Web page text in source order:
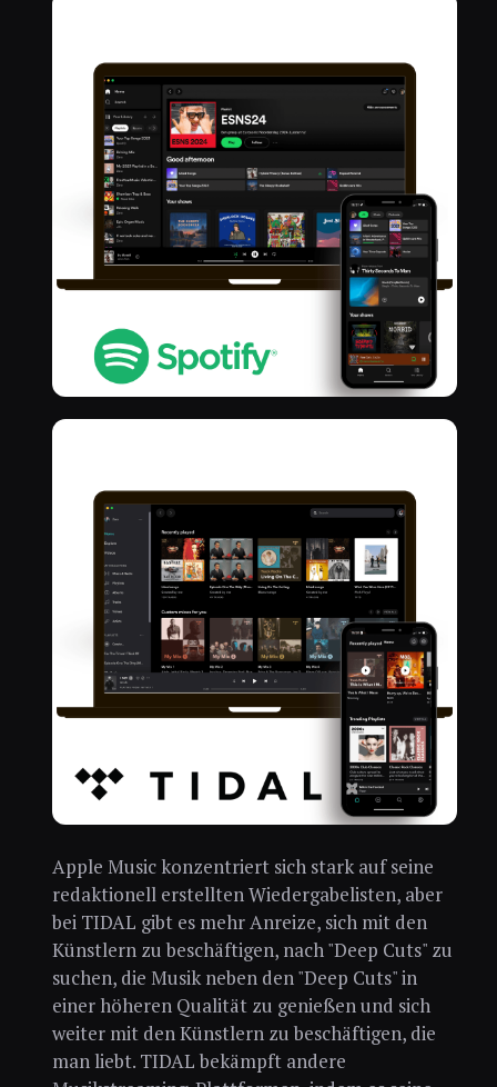
Apple Music konzentriert sich stark auf seine
redaktionell erstellten Wiedergabelisten, aber
bei TIDAL gibt es mehr Anreize, sich mit den
Künstlern zu beschäftigen, nach "Deep Cuts" zu
suchen, die Musik neben den "Deep Cuts" in
einer höheren Qualität zu genießen und sich
weiter mit den Künstlern zu beschäftigen, die
man liebt. TIDAL bekämpft andere